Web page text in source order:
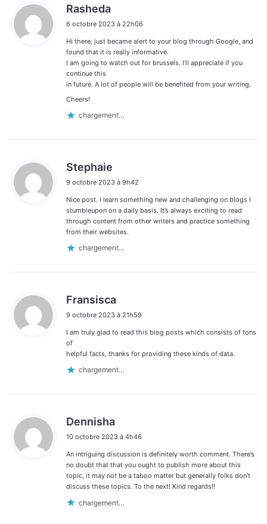
Rasheda
t
6 octobre 2023 à 22h06
Hi there, just became alert to your blog through Google, and
found that it is really informative.
I am going to watch out for brussels. I’ll appreciate if you
continue this
in future. A lot of people will be benefited from your writing.
Cheers!
chargement…
Stephaie
t
:
9 octobre 2023 à 9h42
Nice post. I learn something new and challenging on blogs I
stumbleupon on a daily basis. It’s always exciting to read
through content from other writers and practice something
from their websites.
chargement…
Fransisca
t
9 octobre 2023 à 21h59
I am truly glad to read this blog posts which consists of tons
of
helpful facts, thanks for providing these kinds of data.
chargement…
Dennisha
t
:
10 octobre 2023 à 4h46
An intriguing discussion is definitely worth comment. There’s
no doubt that that you ought to publish more about this
topic, it may not be a taboo matter but generally folks don’t
discuss these topics. To the next! Kind regards!!
chargement…